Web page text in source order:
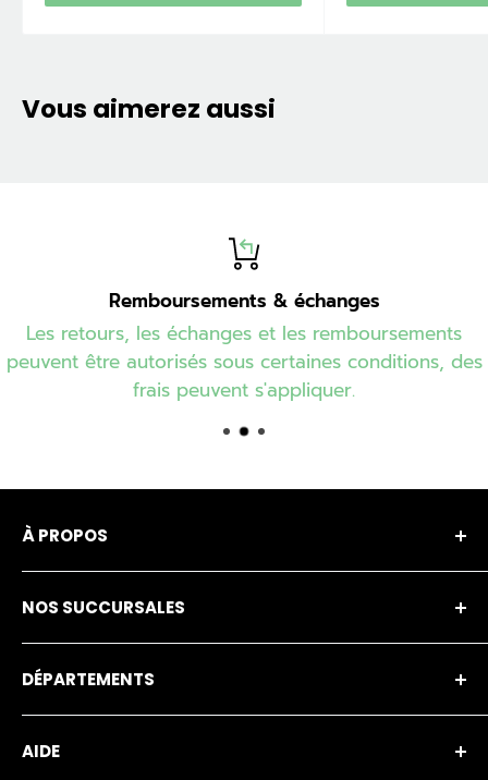
Vous aimerez aussi
Remboursements & échanges
Les retours, les échanges et les remboursements
peuvent être autorisés sous certaines conditions, des
frais peuvent s'appliquer.
À PROPOS
Notre entreprise
Notre histoire
Financement
Nos marques
Carrière
Membres privilège Branchaud
NOS SUCCURSALES
Amos
Buckingham Écono
Gatineau
Maniwaki
DÉPARTEMENTS
Item en solde
Branchaud Écono
AIDE